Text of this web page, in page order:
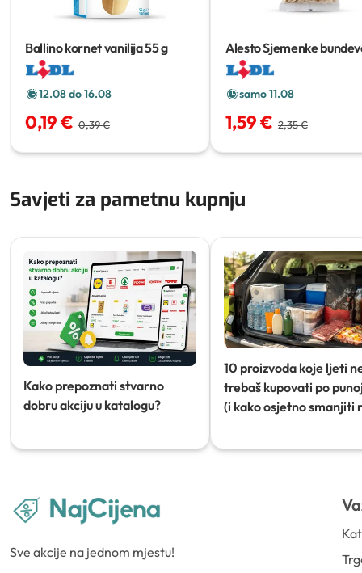
Ballino kornet vanilija55 g
12.08 do 16.08
0,19 € 0,39 €
Alesto Sjemenke
g
samo 11.08
1,59 € 2,35 €
Savjeti za pametnu kupnju
Kako prepoznati stvarno
dobru akciju u katalogu?
10 proizvoda koje ljeti
trebaš kupovati po
(i kako osjetno smanjiti
Sve akcije na jednom mjestu!